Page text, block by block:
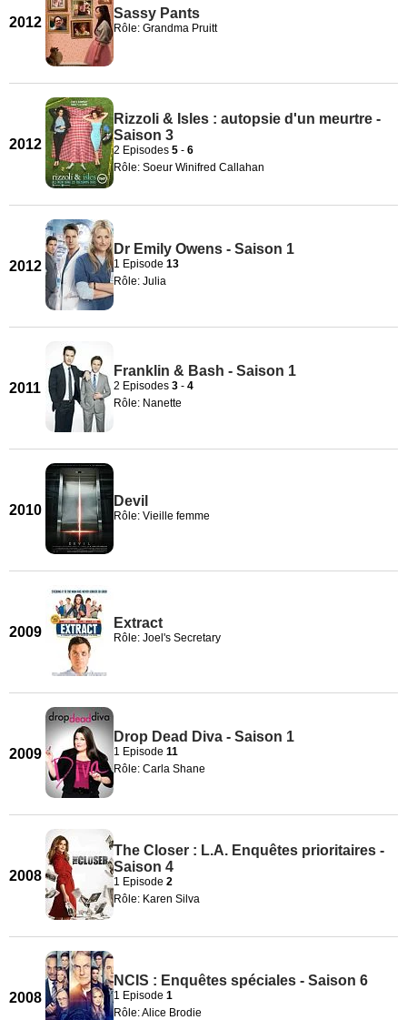
2012
Sassy Pants
Rôle: Grandma Pruitt
2012
Rizzoli & Isles : autopsie d'un meurtre -
Saison 3
2 Episodes 5 - 6
Rôle: Soeur Winifred Callahan
2012
Dr Emily Owens - Saison 1
1 Episode 13
Rôle: Julia
2011
Franklin & Bash - Saison 1
2 Episodes 3 - 4
Rôle: Nanette
2010
Devil
Rôle: Vieille femme
2009
Extract
Rôle: Joel's Secretary
2009
Drop Dead Diva - Saison 1
1 Episode 11
Rôle: Carla Shane
2008
The Closer : L.A. Enquêtes prioritaires -
Saison 4
1 Episode 2
Rôle: Karen Silva
2008
NCIS : Enquêtes spéciales - Saison 6
1 Episode 1
Rôle: Alice Brodie